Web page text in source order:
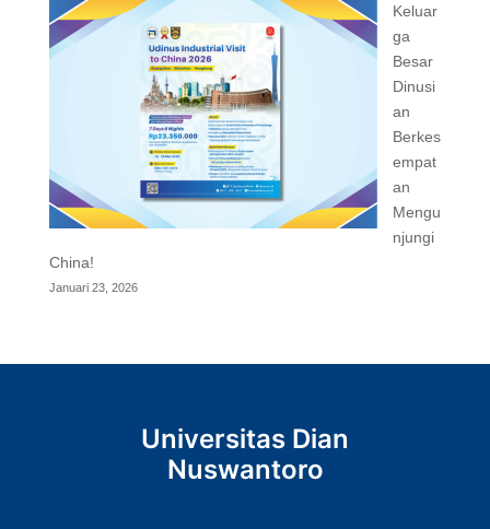
Keluar
ga
Besar
Dinusi
an
Berkes
empat
an
Mengu
njungi
China!
Januari 23, 2026
Universitas Dian
Nuswantoro